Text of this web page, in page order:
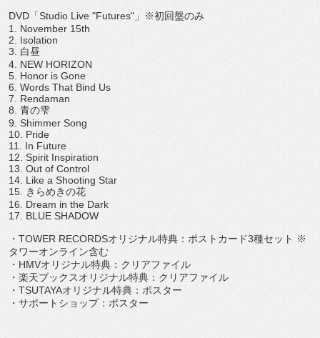
DVD「Studio Live "Futures"」※初回盤のみ
1. November 15th
2. Isolation
3. 白昼
4. NEW HORIZON
5. Honor is Gone
6. Words That Bind Us
7. Rendaman
8. 青の雫
9. Shimmer Song
10. Pride
11. In Future
12. Spirit Inspiration
13. Out of Control
14. Like a Shooting Star
15. きらめきの花
16. Dream in the Dark
17. BLUE SHADOW
・TOWER RECORDSオリジナル特典：ポストカード3種セット ※
タワーオンライン含む
・HMVオリジナル特典：クリアファイル
・楽天ブックスオリジナル特典：クリアファイル
・TSUTAYAオリジナル特典：ポスター
・サポートショップ：ポスター